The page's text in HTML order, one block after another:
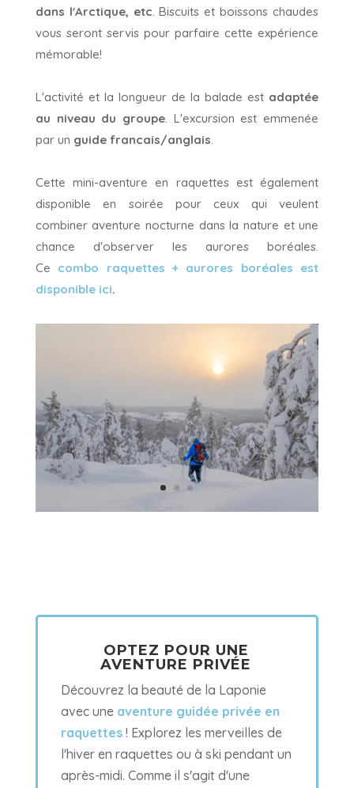
dans l'Arctique, etc. Biscuits et boissons chaudes
vous seront servis pour parfaire cette expérience
mémorable!
L'activité et la longueur de la balade est adaptée
au niveau du groupe. L'excursion est emmenée
par un guide francais/anglais.
Cette mini-aventure en raquettes est également
disponible en soirée pour ceux qui veulent
combiner aventure nocturne dans la nature et une
chance d'observer les aurores boréales.
Ce combo raquettes + aurores boréales est
disponible ici.
OPTEZ POUR UNE
AVENTURE PRIVÉE
Découvrez la beauté de la Laponie
avec une aventure guidée privée en
raquettes ! Explorez les merveilles de
l'hiver en raquettes ou à ski pendant un
après-midi. Comme il s'agit d'une